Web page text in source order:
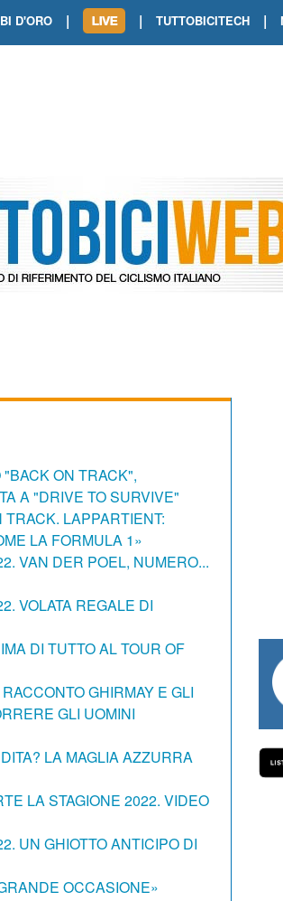
D'ORO |
TOUR DE FRANCE. ORCIERES-
TOUR DE FRANCE. A VOIRON
| TUTTOBICITECH |
ON TRACK",
A "DRIVE TO SURVIVE"
LAPPARTIENT:
LA FORMULA 1»
VAN DER POEL, NUMERO...
VOLATA REGALE DI
DI TUTTO AL TOUR OF
GHIRMAY E GLI
GLI UOMINI
LA MAGLIA AZZURRA
LA STAGIONE 2022. VIDEO
UN GHIOTTO ANTICIPO DI
OCCASIONE»
#334 CHARLY WEGELIUS, MAURO